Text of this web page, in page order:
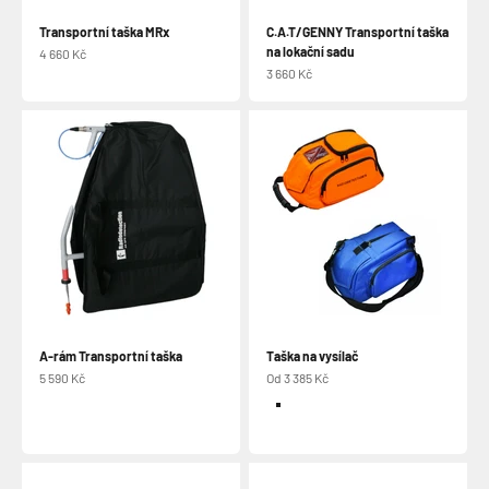
Transportní taška MRx
Prodejní cena
4 660 Kč
C.A.T/GENNY Transportní taška
na lokační sadu
Prodejní cena
3 660 Kč
A-rám Transportní taška
Prodejní cena
5 590 Kč
Taška na vysílač
Prodejní cena
Od 3 385 Kč
Barva